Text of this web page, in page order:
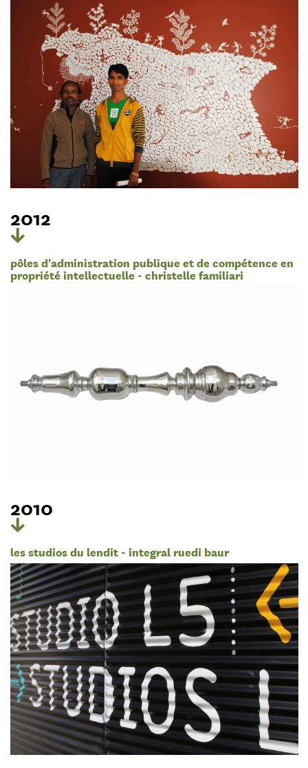
2012
pôles d'administration publique et de compétence en
propriété intellectuelle - christelle familiari
2010
les studios du lendit - integral ruedi baur